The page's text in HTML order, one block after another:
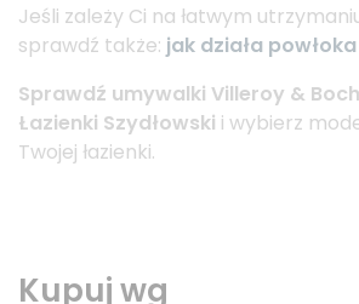
Jeśli zależy Ci na łatwym
sprawdź także: jak działa
Sprawdź umywalki Villeroy &
Łazienki Szydłowski i wybierz
Twojej łazienki.
Kupuj wg